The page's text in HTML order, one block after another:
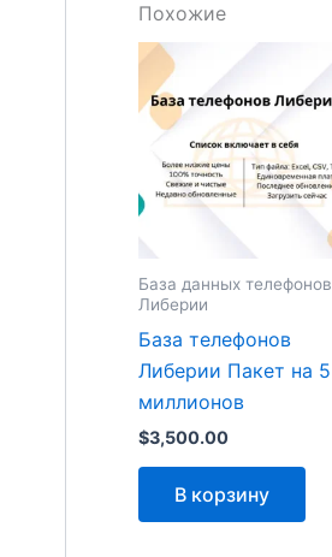
Похожие
База данных телефонов
Либерии
База телефонов
Либерии Пакет на 5
миллионов
$3,500.00
В корзину